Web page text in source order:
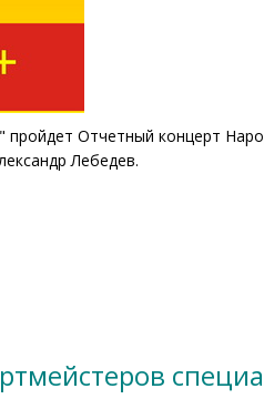
Отчетный концерт
Лебедев.